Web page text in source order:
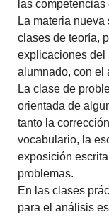
las
La materia
clases de teoría,
explicacionesdel
alumnado, con el
La clase de
orientada de
tanto la
vocabulario, la
exposición
problemas.
En las clases
para el análisis